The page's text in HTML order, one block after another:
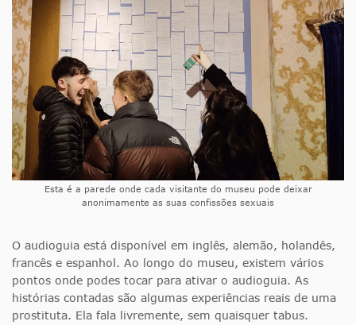
Esta é a parede onde cada visitante do museu pode deixar
anonimamente as suas confissões sexuais
O audioguia está disponível em inglês, alemão, holandês,
francês e espanhol. Ao longo do museu, existem vários
pontos onde podes tocar para ativar o audioguia. As
histórias contadas são algumas experiências reais de uma
prostituta. Ela fala livremente, sem quaisquer tabus.